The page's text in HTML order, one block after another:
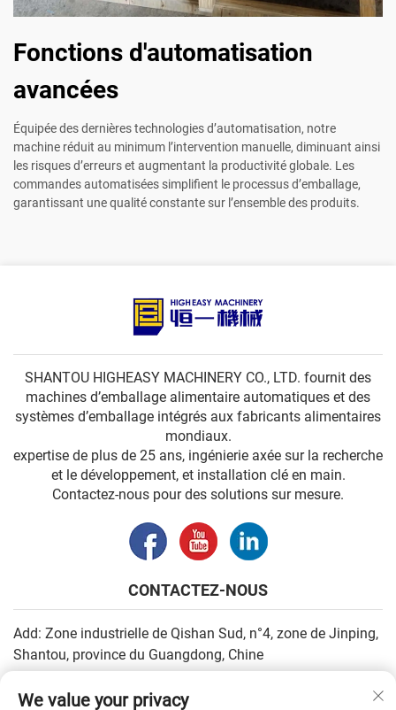
Fonctions d'automatisation
avancées
Équipée des dernières technologies d’automatisation, notre
machine réduit au minimum l’intervention manuelle, diminuant ainsi
les risques d’erreurs et augmentant la productivité globale. Les
commandes automatisées simplifient le processus d’emballage,
garantissant une qualité constante sur l’ensemble des produits.
SHANTOU HIGHEASY MACHINERY CO., LTD. fournit des
machines d’emballage alimentaire automatiques et des
systèmes d’emballage intégrés aux fabricants alimentaires
mondiaux.
expertise de plus de 25 ans, ingénierie axée sur la recherche
et le développement, et installation clé en main.
Contactez-nous pour des solutions sur mesure.
CONTACTEZ-NOUS
Add: Zone industrielle de Qishan Sud, n°4, zone de Jinping,
Shantou, province du Guangdong, Chine
We value your privacy